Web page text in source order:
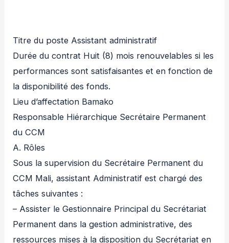
Titre du poste Assistant administratif
Durée du contrat Huit (8) mois renouvelables si les
performances sont satisfaisantes et en fonction de
la disponibilité des fonds.
Lieu d’affectation Bamako
Responsable Hiérarchique Secrétaire Permanent
du CCM
A. Rôles
Sous la supervision du Secrétaire Permanent du
CCM Mali, assistant Administratif est chargé des
tâches suivantes :
– Assister le Gestionnaire Principal du Secrétariat
Permanent dans la gestion administrative, des
ressources mises à la disposition du Secrétariat en